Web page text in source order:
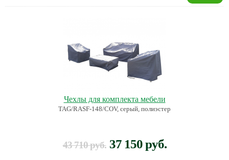
Чехлы для комплекта мебели
TAG/RASF-148/COV, серый, полиэстер
43 710 руб. 37 150 руб.